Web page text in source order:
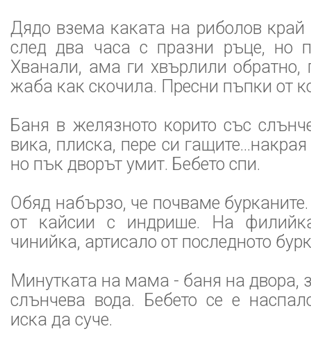
Дядо взема каката на риболов край
след два часа с празни ръце, но
Хванали, ама ги хвърлили обратно,
жаба как скочила. Пресни пъпки от
Баня в желязното корито със
вика, плиска, пере си
но пък дворът умит. Бебето спи.
Обяд набързо, че почваме
от кайсии с индрише. На
чинийка, артисало от последното
Минутката на мама - баня на двора,
слънчева вода. Бебето се е
иска да суче.